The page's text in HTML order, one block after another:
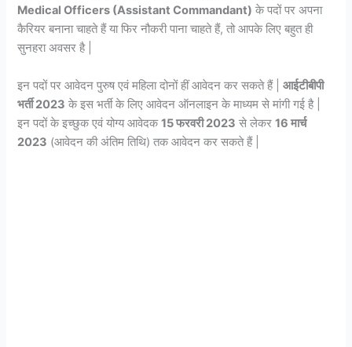
Medical Officers (Assistant Commandant) के पदों पर अपना
कैरियर बनाना चाहते हैं या फिर नौकरी पाना चाहते हैं, तो आपके लिए बहुत ही
सुनहरा अवसर है |
इन पदों पर आवेदन पुरुष एवं महिला दोनों हीं आवेदन कर सकते हैं |आईटीबीपी
भर्ती 2023 के इस भर्ती के लिए आवेदन ऑनलाइन के माध्यम से मांगी गई है |
इन पदों के इच्छुक एवं योग्य आवेदक15 फरवरी 2023 से लेकर16 मार्च
2023 (आवेदन की अंतिम तिथि) तक आवेदन कर सकते हैं |